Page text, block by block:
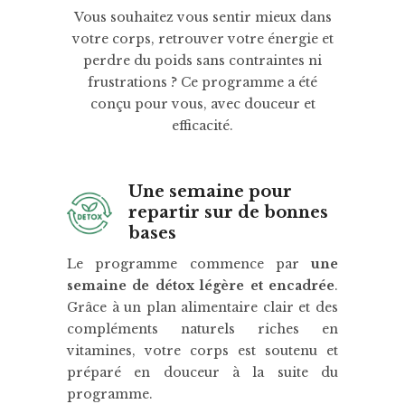
Vous souhaitez vous sentir mieux dans
votre corps, retrouver votre énergie et
perdre du poids sans contraintes ni
frustrations ? Ce programme a été
conçu pour vous, avec douceur et
efficacité.
Une semaine pour
repartir sur de bonnes
bases
Le programme commence par une
semaine de détox légère et encadrée.
Grâce à un plan alimentaire clair et des
compléments naturels riches en
vitamines, votre corps est soutenu et
préparé en douceur à la suite du
programme.